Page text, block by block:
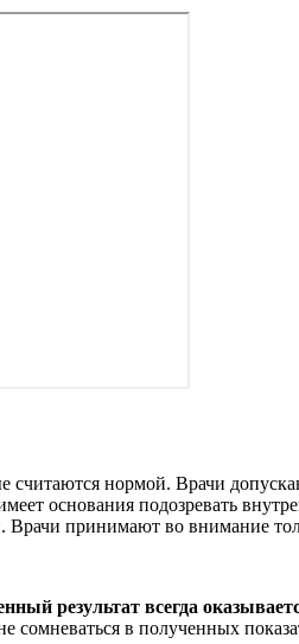
считаются нормой. Врачи
основания подозревать
Врачи принимают во внимание
результат всегда
в полученных